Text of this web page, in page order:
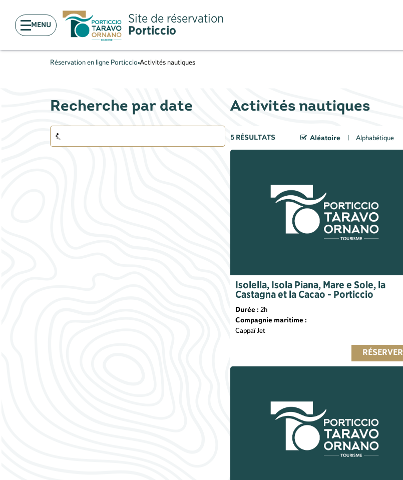
MENU
Site de réservation
Porticcio
Réservation en ligne Porticcio Activités nautiques
Recherche par date Activités nautiques
5 RÉSULTATS Aléatoire Alphabétique
Isolella, Isola Piana, Mare e Sole, la
Castagna et la Cacao - Porticcio
Durée : 2h
Compagnie maritime :
Cappaï Jet
RÉSERVER